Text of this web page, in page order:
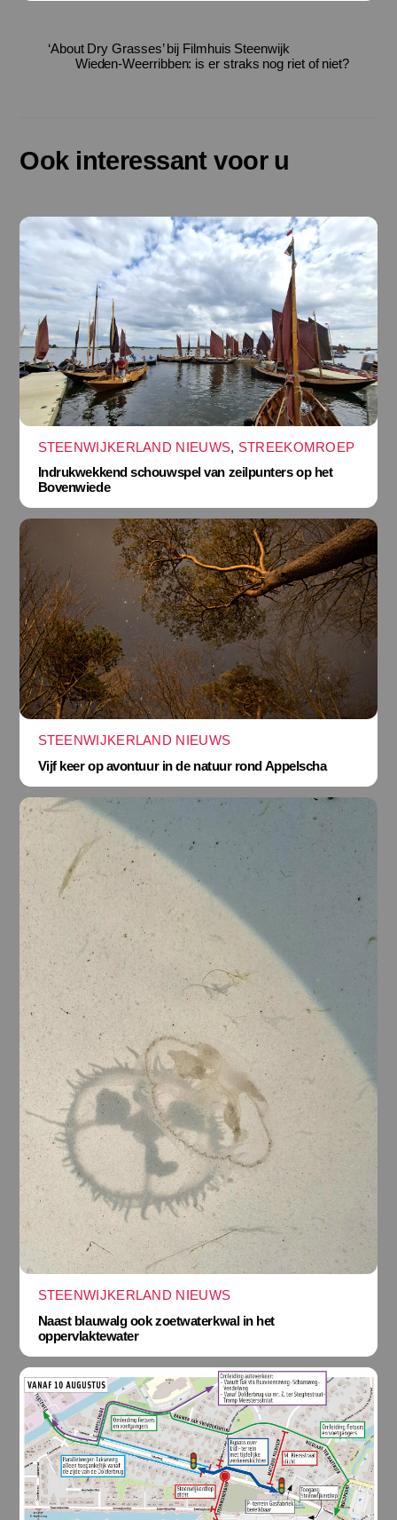
‘About Dry Grasses’ bij Filmhuis Steenwijk
Wieden-Weerribben: is er straks nog riet of niet?
Ook interessant voor u
STEENWIJKERLAND NIEUWS, STREEKOMROEP
Indrukwekkend schouwspel van zeilpunters op het
Bovenwiede
STEENWIJKERLAND NIEUWS
Vijf keer op avontuur in de natuur rond Appelscha
STEENWIJKERLAND NIEUWS
Naast blauwalg ook zoetwaterkwal in het
oppervlaktewater